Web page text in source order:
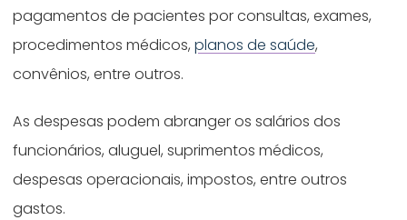
pagamentos de pacientes por consultas, exames,
procedimentos médicos,planos de saúde,
convênios, entre outros.
As despesas podem abranger os salários dos
funcionários, aluguel, suprimentos médicos,
despesas operacionais, impostos, entre outros
gastos.